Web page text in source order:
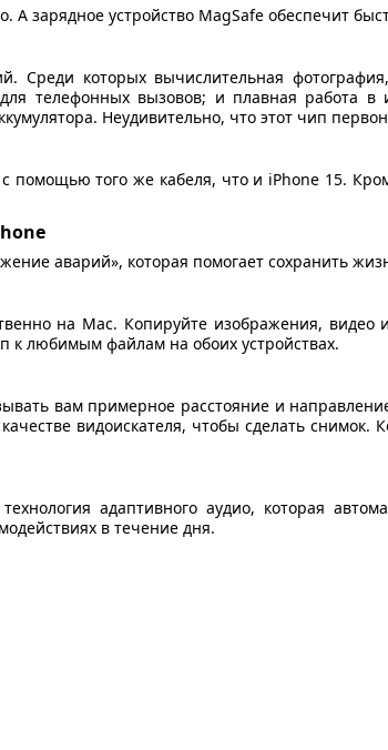
А зарядное устройство MagSafe обеспечит
Среди которых вычислительная
телефонных вызовов; и плавная работа
Неудивительно, что этот чип
помощью того же кабеля, что и iPhone 15.
аварий», которая помогает сохранить
на Mac. Копируйте изображения, видео
к любимым файлам на обоих устройствах.
вам примерное расстояние и
видоискателя, чтобы сделать снимок.
адаптивного аудио, которая
в течение дня.